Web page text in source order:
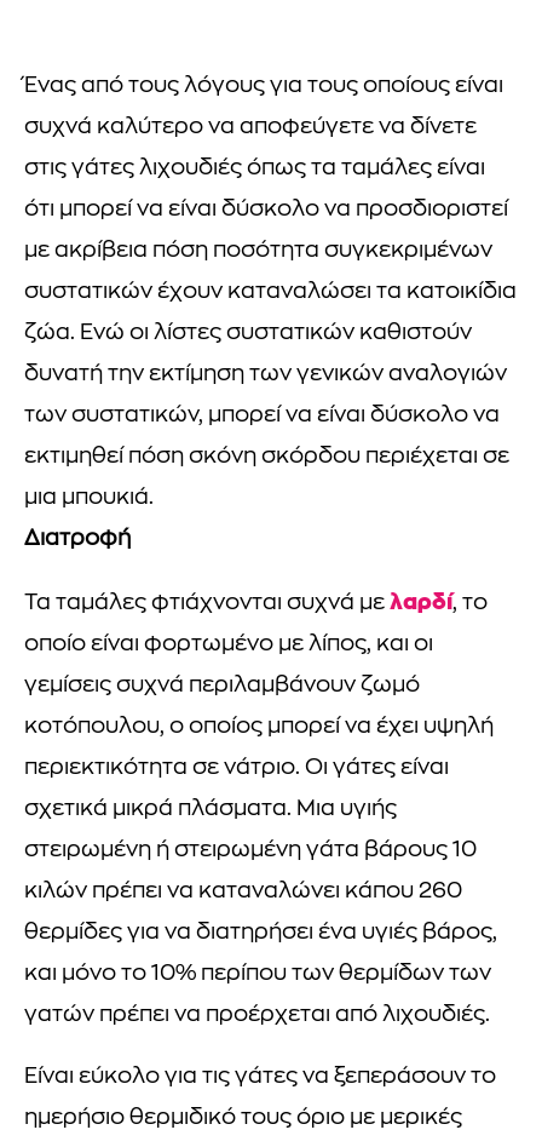
Ένας από τους λόγους για τους οποίους είναι
συχνά καλύτερο να αποφεύγετε να δίνετε
στις γάτες λιχουδιές όπως τα ταμάλες είναι
ότι μπορεί να είναι δύσκολο να προσδιοριστεί
με ακρίβεια πόση ποσότητα συγκεκριμένων
συστατικών έχουν καταναλώσει τα κατοικίδια
ζώα. Ενώ οι λίστες συστατικών καθιστούν
δυνατή την εκτίμηση των γενικών αναλογιών
των συστατικών, μπορεί να είναι δύσκολο να
εκτιμηθεί πόση σκόνη σκόρδου περιέχεται σε
μια μπουκιά.
Διατροφή
Τα ταμάλες φτιάχνονται συχνά με λαρδί, το
οποίο είναι φορτωμένο με λίπος, και οι
γεμίσεις συχνά περιλαμβάνουν ζωμό
κοτόπουλου, ο οποίος μπορεί να έχει υψηλή
περιεκτικότητα σε νάτριο. Οι γάτες είναι
σχετικά μικρά πλάσματα. Μια υγιής
στειρωμένη ή στειρωμένη γάτα βάρους 10
κιλών πρέπει να καταναλώνει κάπου 260
θερμίδες για να διατηρήσει ένα υγιές βάρος,
και μόνο το 10% περίπου των θερμίδων των
γατών πρέπει να προέρχεται από λιχουδιές.
Είναι εύκολο για τις γάτες να ξεπεράσουν το
ημερήσιο θερμιδικό τους όριο με μερικές